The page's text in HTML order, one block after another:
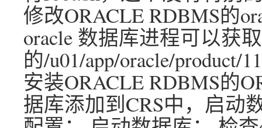
修改ORACLE RDBMS的
oracle 数据库进程可以获
的/u01/app/oracle/product/
安装ORACLE RDBMS的
据库添加到CRS中，启动